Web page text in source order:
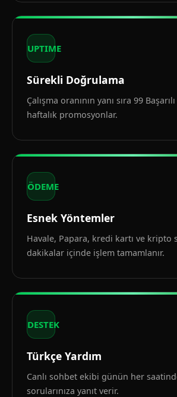
UPTIME
Sürekli Doğrulama
Çalışma oranının yanı sıra 99
haftalık promosyonlar.
ÖDEME
Esnek Yöntemler
Havale, Papara, kredi kartı ve kripto
dakikalar içinde işlem tamamlanır.
DESTEK
Türkçe Yardım
Canlı sohbet ekibi günün her
sorularınıza yanıt verir.